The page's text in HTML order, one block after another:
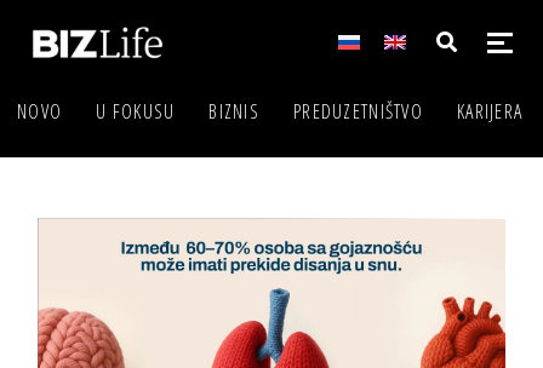
NOVO U FOKUSU BIZNIS PREDUZETNIŠTVO KARIJERA